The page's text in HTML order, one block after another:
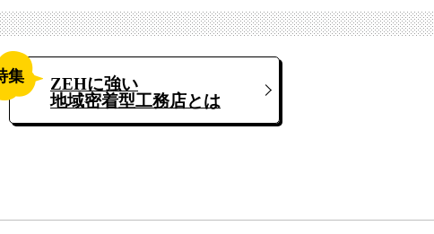
集
ZEHに強い
地域密着型工務店とは